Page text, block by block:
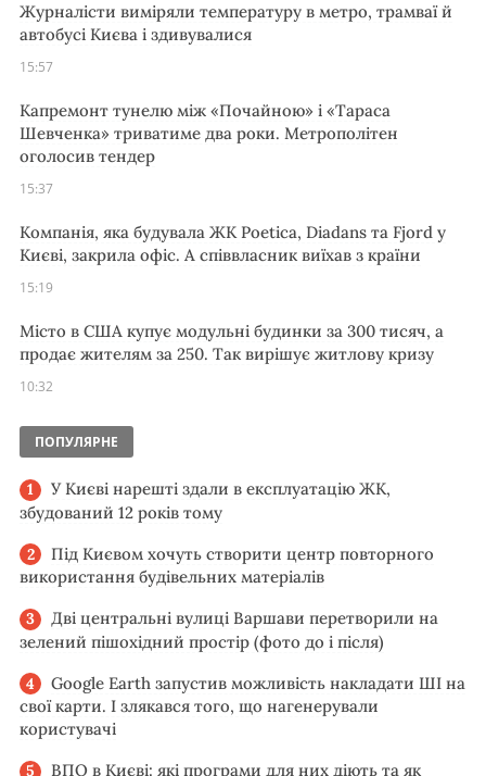
Журналісти виміряли температуру в метро, трамваї й
автобусі Києва і здивувалися
15:57
Капремонт тунелю між «Почайною» і «Тараса
Шевченка» триватиме два роки. Метрополітен
оголосив тендер
15:37
Компанія, яка будувала ЖК Poetica, Diadans та Fjord у
Києві, закрила офіс. А співвласник виїхав з країни
15:19
Місто в США купує модульні будинки за 300 тисяч, а
продає жителям за 250. Так вирішує житлову кризу
10:32
ПОПУЛЯРНЕ
У Києві нарешті здали в експлуатацію ЖК,
збудований 12 років тому
Під Києвом хочуть створити центр повторного
використання будівельних матеріалів
Дві центральні вулиці Варшави перетворили на
зелений пішохідний простір (фото до і після)
Google Earth запустив можливість накладати ШІ на
свої карти. І злякався того, що нагенерували
користувачі
ВПО в Києві: які програми для них діють та як